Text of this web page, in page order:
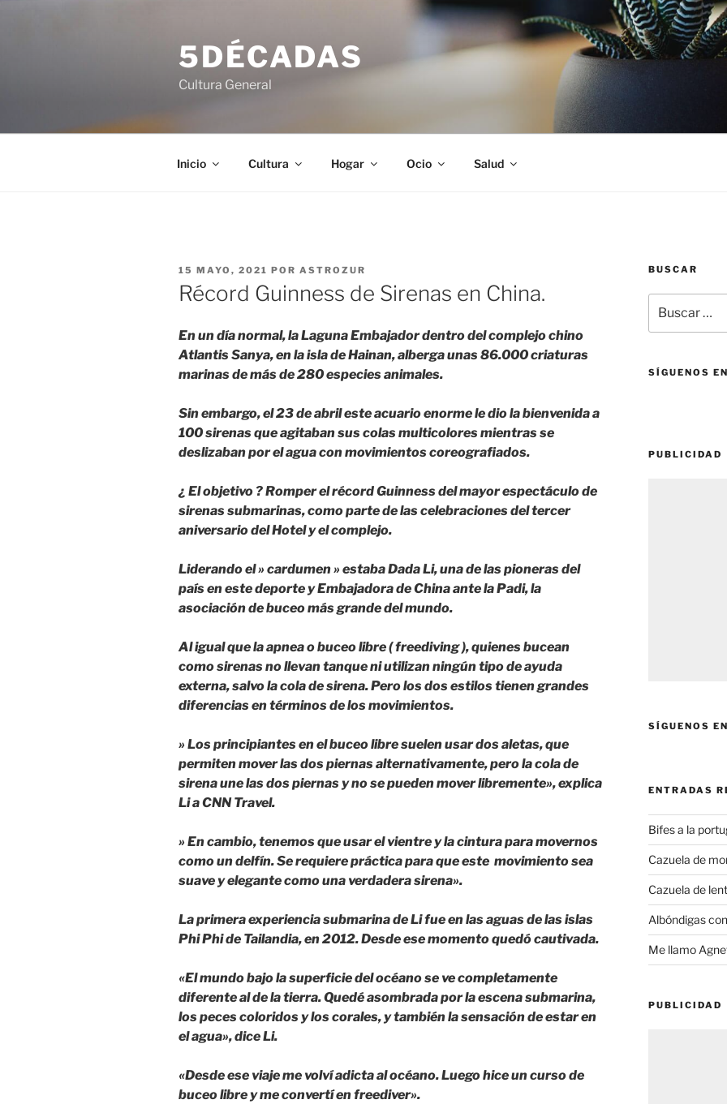
5DÉCADAS
Cultura General
Inicio Cultura Hogar Ocio Salud
PUBLICADO
EL
15 MAYO, 2021 POR ASTROZUR
Récord Guinness de Sirenas en China.
En un día normal, la Laguna Embajador dentro del complejo chino
Atlantis Sanya, en la isla de Hainan, alberga unas 86.000 criaturas
marinas de más de 280 especies animales.
Sin embargo, el 23 de abril este acuario enorme le dio la bienvenida a
100 sirenas que agitaban sus colas multicolores mientras se
deslizaban por el agua con movimientos coreografiados.
¿ El objetivo ? Romper el récord Guinness del mayor espectáculo de
sirenas submarinas, como parte de las celebraciones del tercer
aniversario del Hotel y el complejo.
Liderando el » cardumen » estaba Dada Li, una de las pioneras del
país en este deporte y Embajadora de China ante la Padi, la
asociación de buceo más grande del mundo.
Al igual que la apnea o buceo libre ( freediving ), quienes bucean
como sirenas no llevan tanque ni utilizan ningún tipo de ayuda
externa, salvo la cola de sirena. Pero los dos estilos tienen grandes
diferencias en términos de los movimientos.
» Los principiantes en el buceo libre suelen usar dos aletas, que
permiten mover las dos piernas alternativamente, pero la cola de
sirena une las dos piernas y no se pueden mover libremente», explica
Li a CNN Travel.
» En cambio, tenemos que usar el vientre y la cintura para movernos
como un delfín. Se requiere práctica para que este movimiento sea
suave y elegante como una verdadera sirena».
La primera experiencia submarina de Li fue en las aguas de las islas
Phi Phi de Tailandia, en 2012. Desde ese momento quedó cautivada.
«El mundo bajo la superficie del océano se ve completamente
diferente al de la tierra. Quedé asombrada por la escena submarina,
los peces coloridos y los corales, y también la sensación de estar en
el agua», dice Li.
«Desde ese viaje me volví adicta al océano. Luego hice un curso de
buceo libre y me convertí en freediver».
BUSCAR
por:
SÍGUENOS
PUBLICIDAD
SÍGUENOS
ENTRADAS
Bifes a la
Cazuela de
Cazuela de
Albóndigas
Me llamo
PUBLICIDAD